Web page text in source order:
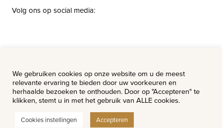
Volg ons op social media:
Vacatures
© Van Hell Juweliers - Alle rechten voorbehouden.
We gebruiken cookies op onze website om u de meest
relevante ervaring te bieden door uw voorkeuren en
herhaalde bezoeken te onthouden. Door op "Accepteren" te
klikken, stemt u in met het gebruik van ALLE cookies.
Cookies instellingen Accepteren